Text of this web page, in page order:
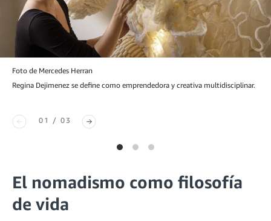
Foto de Mercedes Herran
Regina Dejimenez se define como emprendedora y creativa multidisciplinar.
01 / 03
El nomadismo como filosofía
de vida